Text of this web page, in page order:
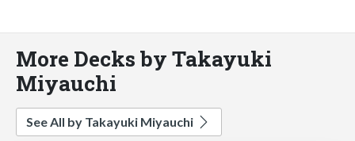
More Decks by Takayuki
Miyauchi
See All by Takayuki Miyauchi